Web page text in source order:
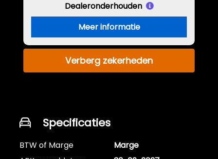
Dealeronderhouden
Meer informatie
Verberg zekerheden
Specificaties
BTW of Marge
Marge